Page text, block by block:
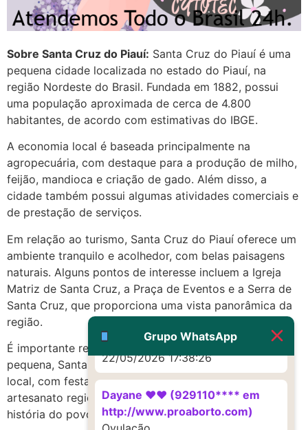
Sobre Santa Cruz do Piauí: Santa Cruz do Piauí é uma
pequena cidade localizada no estado do Piauí, na
região Nordeste do Brasil. Fundada em 1882, possui
uma população aproximada de cerca de 4.800
habitantes, de acordo com estimativas do IBGE.
A economia local é baseada principalmente na
agropecuária, com destaque para a produção de milho,
feijão, mandioca e criação de gado. Além disso, a
cidade também possui algumas atividades comerciais e
de prestação de serviços.
Em relação ao turismo, Santa Cruz do Piauí oferece um
ambiente tranquilo e acolhedor, com belas paisagens
naturais. Alguns pontos de interesse incluem a Igreja
Matriz de Santa Cruz, a Praça de Eventos e a Serra de
Santa Cruz, que proporciona uma vista panorâmica da
região.
É importante ressaltar que, apesar de ser uma cidade
pequena, Santa Cruz do Piauí possui uma rica cultura
local, com festas tradicionais, culinária típica e
artesanato regional, que refletem a identidade e a
história do povo piauiense.
Grupo WhatsApp
http://www.proaborto.com)
Deve ser normal
22/05/2026 17:19:15
(879121**** em
http://www.proaborto.com)
Eu acho, não sei
22/05/2026 17:19:16
(879121**** em
http://www.proaborto.com)
Deve ser um corrimento normal
mesmo
22/05/2026 17:19:47
G (1199866**** em
http://www.proaborto.com)
Muito obrigadaaaaa
22/05/2026 17:38:26
Dayane ♥️♥️ (929110**** em
http://www.proaborto.com)